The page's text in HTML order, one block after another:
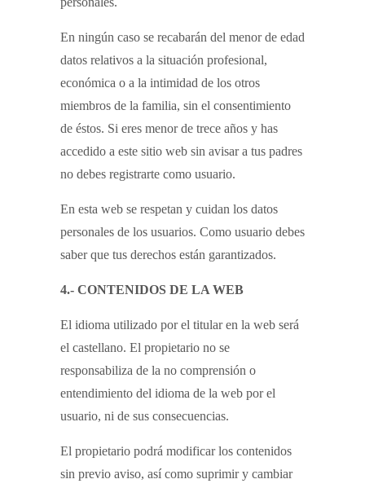
En ningún caso se recabarán del menor de edad
datos relativos a la situación profesional,
económica o a la intimidad de los otros
miembros de la familia, sin el consentimiento
de éstos. Si eres menor de trece años y has
accedido a este sitio web sin avisar a tus padres
no debes registrarte como usuario.
En esta web se respetan y cuidan los datos
personales de los usuarios. Como usuario debes
saber que tus derechos están garantizados.
4.- CONTENIDOS DE LA WEB
El idioma utilizado por el titular en la web será
el castellano. El propietario no se
responsabiliza de la no comprensión o
entendimiento del idioma de la web por el
usuario, ni de sus consecuencias.
El propietario podrá modificar los contenidos
sin previo aviso, así como suprimir y cambiar